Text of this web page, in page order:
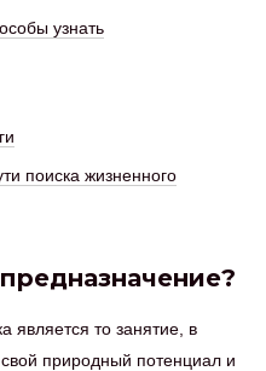
узнать
поиска жизненного
является то занятие, в
природный потенциал и